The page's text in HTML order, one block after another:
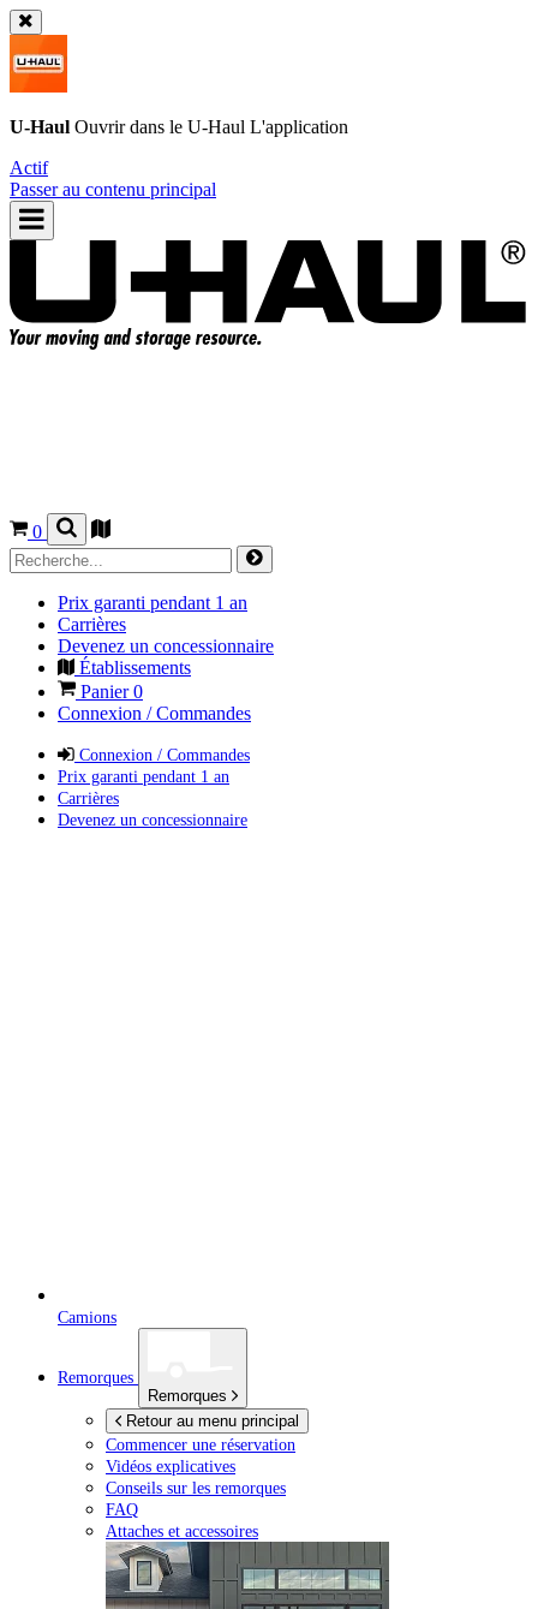
U-Haul Ouvrir dans le U-Haul L'application
Actif
Passer au contenu principal
0
Prix garanti pendant 1 an
Carrières
Devenez un concessionnaire
Établissements
Panier0
Connexion / Commandes
Connexion / Commandes
Prix garanti pendant 1 an
Carrières
Devenez un concessionnaire
Camions
Remorques
Remorques
Retour au menu principal
Commencer une réservation
Vidéos explicatives
Conseils sur les remorques
FAQ
Attaches et accessoires